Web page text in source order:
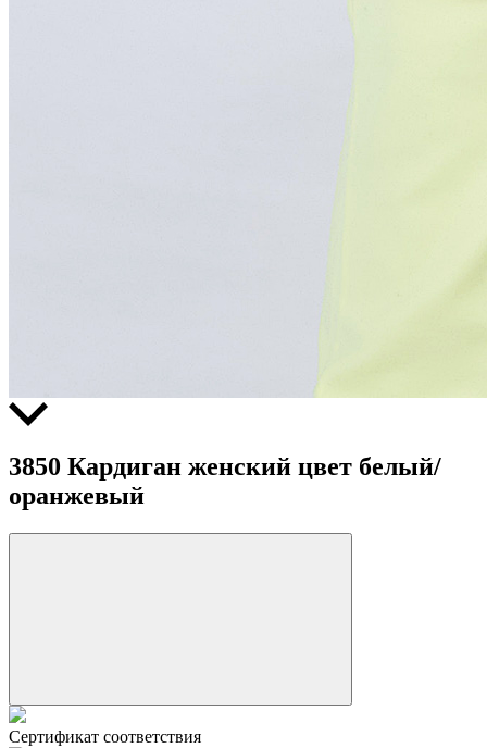
3850 Кардиган женский цвет белый/
оранжевый
Сертификат соответствия